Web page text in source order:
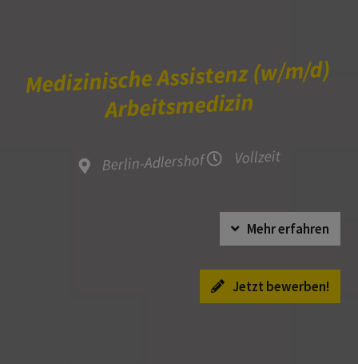
Medizinische Assistenz (w/m/d)
Arbeitsmedizin
Berlin-Adlershof Vollzeit
Mehr erfahren
Jetzt bewerben!